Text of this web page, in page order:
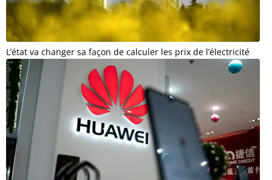
L’état va changer sa façon de calculer les prix de l’électricité